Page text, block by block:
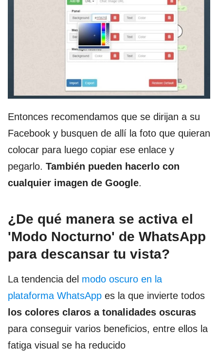
Entonces recomendamos que se dirijan a su
Facebook y busquen de allí la foto que quieran
colocar para luego copiar ese enlace y
pegarlo. También pueden hacerlo con
cualquier imagen de Google.
¿De qué manera se activa el
'Modo Nocturno' de WhatsApp
para descansar tu vista?
La tendencia del modo oscuro en la
plataforma WhatsApp es la que invierte todos
los colores claros a tonalidades oscuras
para conseguir varios beneficios, entre ellos la
fatiga visual se ha reducido